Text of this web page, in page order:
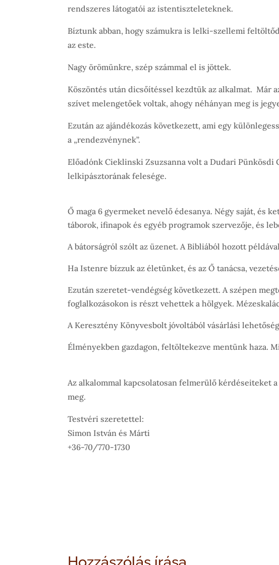
rendszeres látogatói az istentiszteleteknek.
Bíztunk abban, hogy számukra is lelki-szellemi
az este.
Nagy örömünkre, szép számmal el is jöttek.
Köszöntés után dicsőítéssel kezdtük az alkalmat. Már
szívet melengetőek voltak, ahogy néhányan meg is
Ezután az ajándékozás következett, ami egy
a „rendezvénynek”.
Előadónk Cieklinski Zsuzsanna volt a Dudari Pünkösdi
lelkipásztorának felesége.
Ő maga 6 gyermeket nevelő édesanya. Négy saját, és
táborok, ifinapok és egyéb programok szervezője, és
A bátorságról szólt az üzenet. A Bibliából hozott
Ha Istenre bízzuk az életünket, és az Ő tanácsa,
Ezután szeretet-vendégség következett. A szépen
foglalkozásokon is részt vehettek a hölgyek.
A Keresztény Könyvesbolt jóvoltából vásárlási
Élményekben gazdagon, feltöltekezve mentünk haza.
Az alkalommal kapcsolatosan felmerülő kérdéseiteket
meg.
Testvéri szeretettel:
Simon István és Márti
+36-70/770-1730